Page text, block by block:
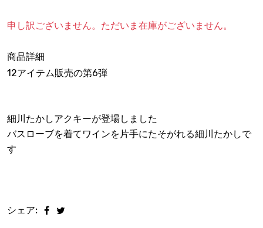
申し訳ございません。ただいま在庫がございません。
商品詳細
12アイテム販売の第6弾
細川たかしアクキーが登場しました
バスローブを着てワインを片手にたそがれる細川たかしで
す
シェア: